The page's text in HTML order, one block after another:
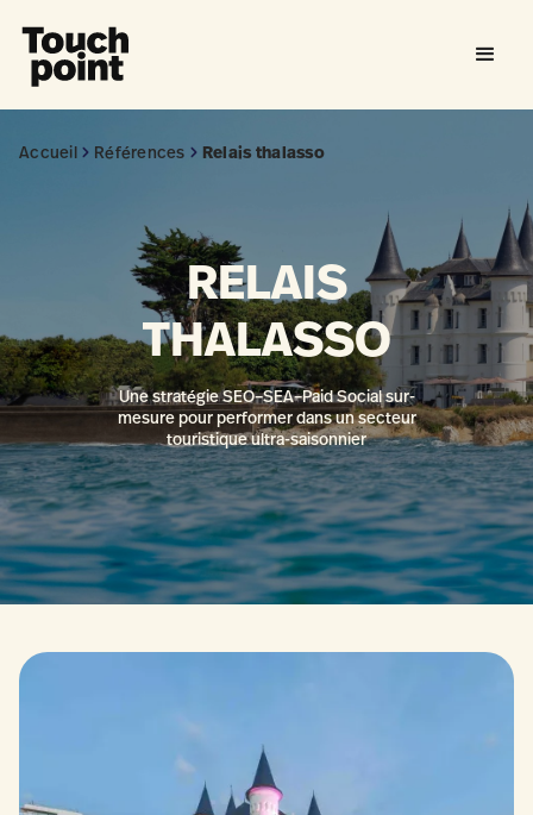
Accueil Références Relais thalasso
RELAIS
THALASSO
Une stratégie SEO–SEA–Paid Social sur-
mesure pour performer dans un secteur
touristique ultra-saisonnier